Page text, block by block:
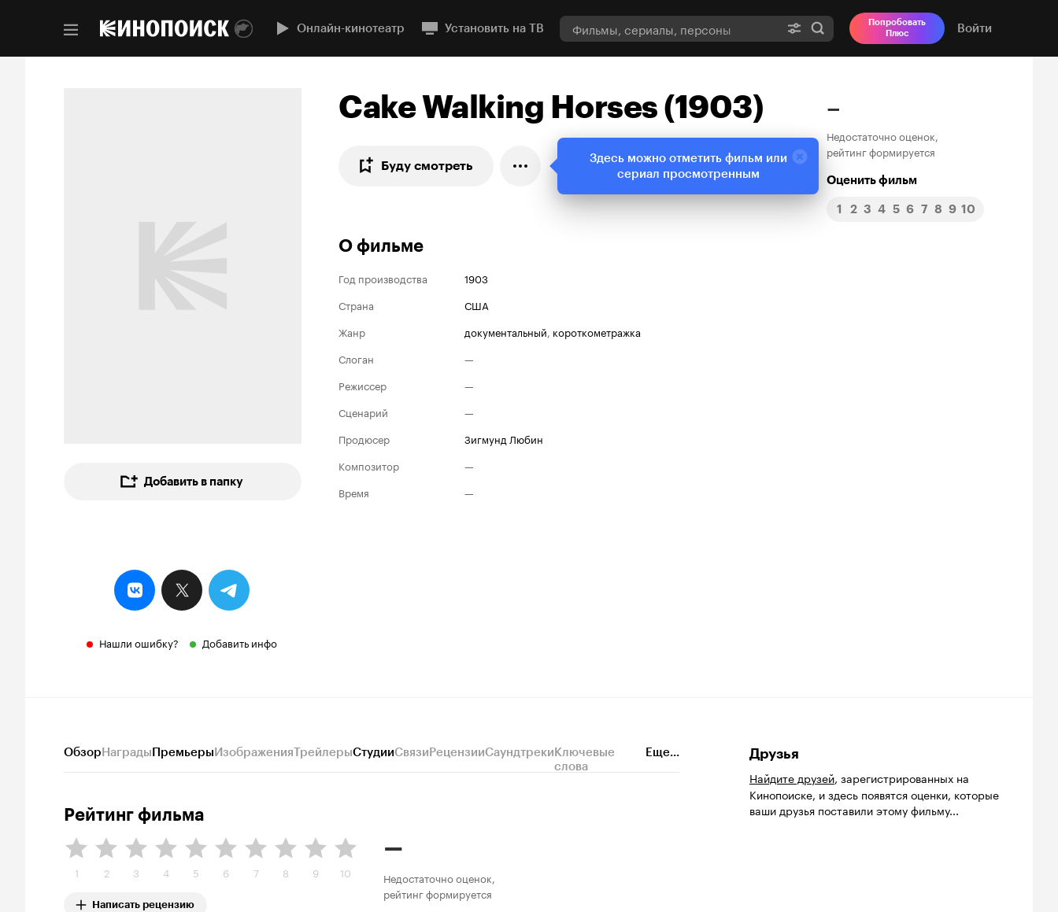
Онлайн-кинотеатр Установить на ТВ
Попробовать
Плюс
Войти
Добавить в папку
Нашли ошибку? Добавить инфо
Cake Walking Horses (1903)
Буду смотреть
–
Недостаточно оценок,
рейтинг формируется
Оценить фильм
1 2 3 4 5 6 7 8 9 10
О фильме
Год производства
1903
Страна
США
Жанр
документальный, короткометражка
Слоган
—
Режиссер
—
Сценарий
—
Продюсер
Зигмунд Любин
Композитор
—
Время
—
ОбзорНаградыПремьерыИзображенияТрейлерыСтудииСвязиРецензииСаундтрекиКлючевые
слова
Еще...
Рейтинг фильма
1 2 3 4 5 6 7 8 9 10
Написать рецензию
–
Недостаточно оценок,
рейтинг формируется
Друзья
Найдите друзей, зарегистрированных на
Кинопоиске, и здесь появятся оценки, которые
ваши друзья поставили этому фильму...
Здесь можно отметить фильм или
сериал просмотренным